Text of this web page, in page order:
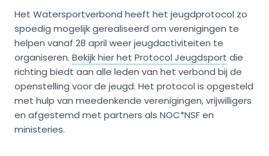
Het Watersportverbond heeft het jeugdprotocol zo
spoedig mogelijk gerealiseerd om verenigingen te
helpen vanaf 28 april weer jeugdactiviteiten te
organiseren. Bekijk hier het Protocol Jeugdsport die
richting biedt aan alle leden van het verbond bij de
openstelling voor de jeugd. Het protocol is opgesteld
met hulp van meedenkende verenigingen, vrijwilligers
en afgestemd met partners als NOC*NSF en
ministeries.